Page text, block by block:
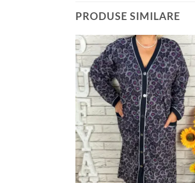
PRODUSE SIMILARE
Adauga
la
favorite